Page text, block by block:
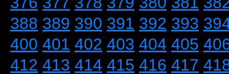
388 389 390 391 392 393
400 401 402 403 404 405
412 413 414 415 416 417